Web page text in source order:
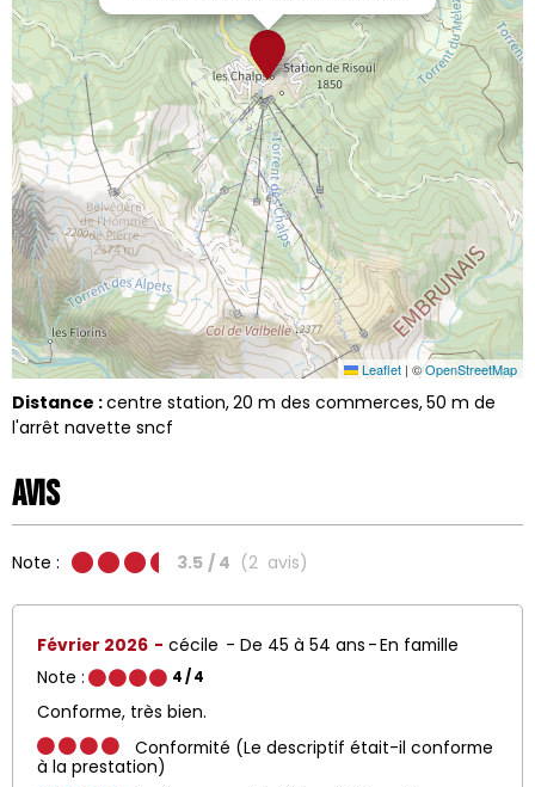
Leaflet | ©OpenStreetMap
Distance :centre station 20 m des commerces 50 m de
l'arrêt navette sncf
Avis
Note : 3.5 / 4 (2 avis)
Février 2026 cécile De 45 à 54 ans
En famille
Note :
4/ 4
Conforme, très bien.
Conformité (Le descriptif était-il conforme
à la prestation)